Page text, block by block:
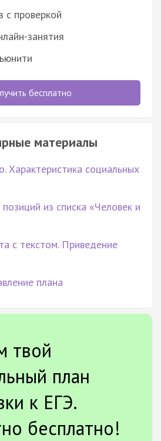
с проверкой
занятия
бесплатно
материалы
Характеристика социальных
из списка «Человек и
с текстом. Приведение
плана
твой
план
к ЕГЭ.
бесплатно!